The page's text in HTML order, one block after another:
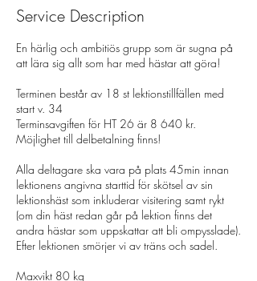
Service Description
En härlig och ambitiös grupp som är sugna på
att lära sig allt som har med hästar att göra!
Terminen består av 18 st lektionstillfällen med
start v. 34
Terminsavgiften för HT 26 är 8 640 kr.
Möjlighet till delbetalning finns!
Alla deltagare ska vara på plats 45min innan
lektionens angivna starttid för skötsel av sin
lektionshäst som inkluderar visitering samt rykt
(om din häst redan går på lektion finns det
andra hästar som uppskattar att bli ompysslade).
Efter lektionen smörjer vi av träns och sadel.
Maxvikt 80 kg